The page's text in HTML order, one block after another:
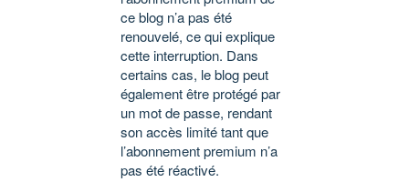
ce blog n’a pas été
renouvelé, ce qui explique
cette interruption. Dans
certains cas, le blog peut
également être protégé par
un mot de passe, rendant
son accès limité tant que
l’abonnement premium n’a
pas été réactivé.